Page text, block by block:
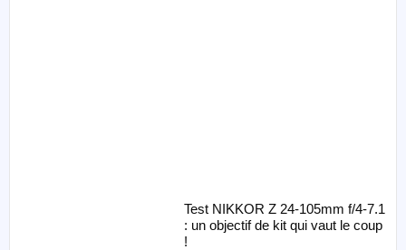
Test NIKKOR Z 24-105mm f/4-7.1
: un objectif de kit qui vaut le coup
!